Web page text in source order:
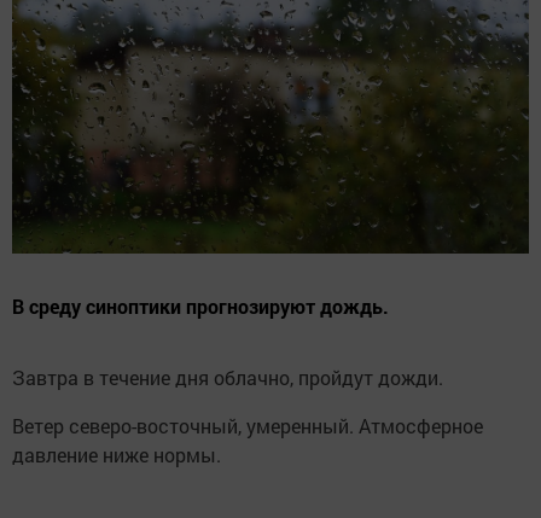
В среду синоптики прогнозируют дождь.
Завтра в течение дня облачно, пройдут дожди.
Ветер северо-восточный, умеренный. Атмосферное
давление ниже нормы.